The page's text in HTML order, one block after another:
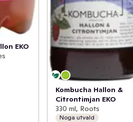
EKO
Kombucha Hallon &
Citrontimjan EKO
330 ml, Roots
Noga utvald